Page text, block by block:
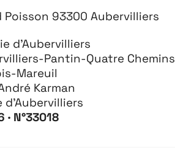
Poisson 93300 Aubervilliers
d’Aubervilliers
Pantin-Quatre Chemins
Mareuil
Karman
· N°33018